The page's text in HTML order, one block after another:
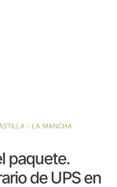
- LA MANCHA
paquete.
de UPS en